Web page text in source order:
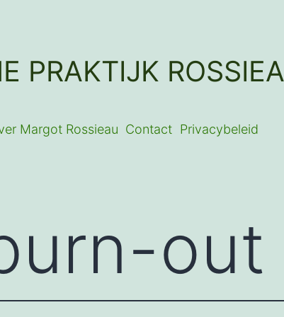
PRAKTIJK
Margot Rossieau Contact Privacybeleid
out